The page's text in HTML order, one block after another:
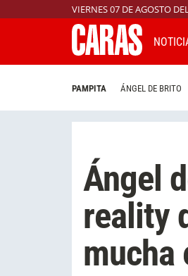
VIERNES 07 DE AGOSTO
PAMPITA ÁNGEL DE BRITO
Ángel
reality
mucha